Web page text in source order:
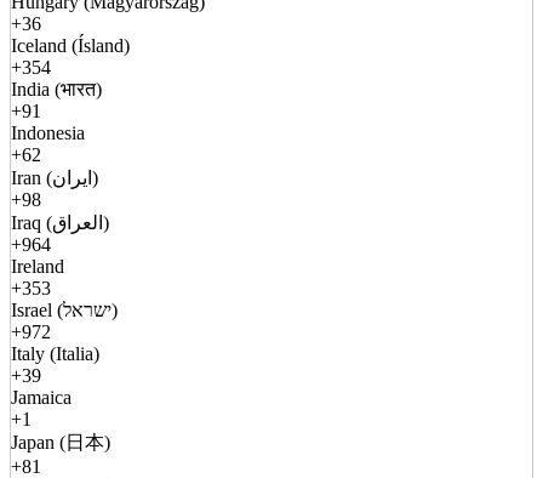
+36
Iceland (Ísland)
+354
India (भारत)
+91
Indonesia
+62
Iran (ایران)
+98
Iraq (العراق)
+964
Ireland
+353
Israel (ישראל)
+972
Italy (Italia)
+39
Jamaica
+1
Japan (日本)
+81